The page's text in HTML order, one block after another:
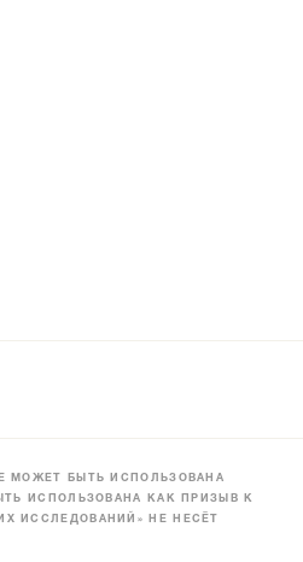
МОЖЕТ БЫТЬ ИСПОЛЬЗОВАНА
ИСПОЛЬЗОВАНА КАК ПРИЗЫВ К
ИССЛЕДОВАНИЙ» НЕ НЕСЁТ